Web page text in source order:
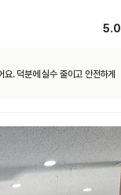
5.0
. 덕분에 실수 줄이고 안전하게